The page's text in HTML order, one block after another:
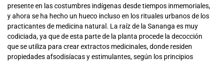
presente en las costumbres indígenas desde tiempos inmemoriales,
y ahora se ha hecho un hueco incluso en los rituales urbanos de los
practicantes de medicina natural. La raíz de la Sananga es muy
codiciada, ya que de esta parte de la planta procede la decocción
que se utiliza para crear extractos medicinales, donde residen
propiedades afsodisíacas y estimulantes, según los principios